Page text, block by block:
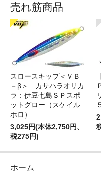
売れ筋商品
スロースキップ＜ＶＢ
－β＞ カサハラオリカ
ラ：伊豆七島ＳＰスポ
ットグロー（スケイル
ホロ）
3,025円(本体2,750円、
税275円)
ホーム